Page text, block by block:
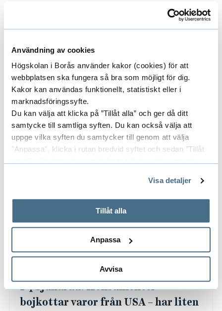
Användning av cookies
Högskolan i Borås använder kakor (cookies) för att
webbplatsen ska fungera så bra som möjligt för dig.
Kakor kan användas funktionellt, statistiskt eller i
marknadsföringssyfte.
Du kan välja att klicka på ”Tillåt alla” och ger då ditt
samtycke till samtliga syften. Du kan också välja att
uppge vilka syften du samtycker till genom att välja
"Anpassa", klicka i rutan bredvid syftet och sedan ”Tillåt
används och hur vi och våra leverantörer inhämtar och
behandlar personuppgifter.
Visa detaljer
Tillåt alla
Anpassa
Avvisa
klädjättarnas akilleshäl: ”Hur kan
det bara fortsätta?”
I en intervju med i Borås Tidning berättar
Anna-Maria Petism...
P4 Sjuhärad: Konsumenter
bojkottar varor från USA – har liten